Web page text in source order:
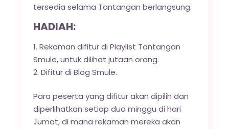
tersedia selama Tantangan berlangsung.
HADIAH:
Rekaman difitur di Playlist Tantangan
Smule, untuk dilihat jutaan orang.
Difitur di Blog Smule.
Para peserta yang difitur akan dipilih dan
diperlihatkan setiap dua minggu di hari
Jumat, di mana rekaman mereka akan